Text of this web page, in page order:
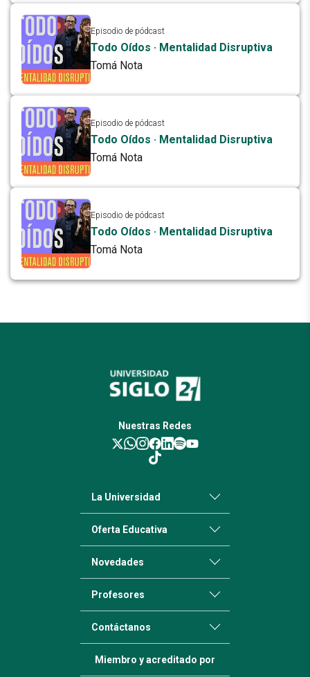
Episodio de pódcast
Todo Oídos · Mentalidad Disruptiva
Tomá Nota
Episodio de pódcast
Todo Oídos · Mentalidad Disruptiva
Tomá Nota
Episodio de pódcast
Todo Oídos · Mentalidad Disruptiva
Tomá Nota
Nuestras Redes
La Universidad
Oferta Educativa
Novedades
Profesores
Contáctanos
Miembro y acreditado por